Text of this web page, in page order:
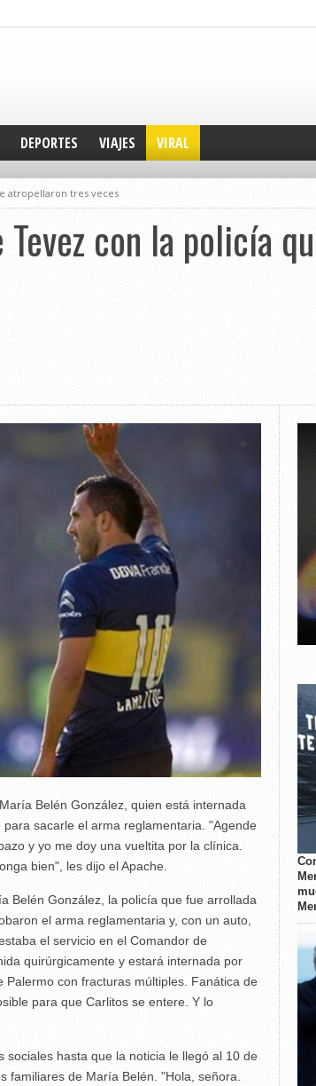
DEPORTES VIAJES VIRAL
atropellaron tres veces
con la policía
Belén González, quien está internada
sacarle el arma reglamentaria. "Agende
y yo me doy una vueltita por la clínica.
bien", les dijo el Apache.
Belén González, la policía que fue arrollada
el arma reglamentaria y, con un auto,
el servicio en el Comandor de
quirúrgicamente y estará internada por
con fracturas múltiples. Fanática de
para que Carlitos se entere. Y lo
hasta que la noticia le llegó al 10 de
familiares de María Belén. "Hola, señora.